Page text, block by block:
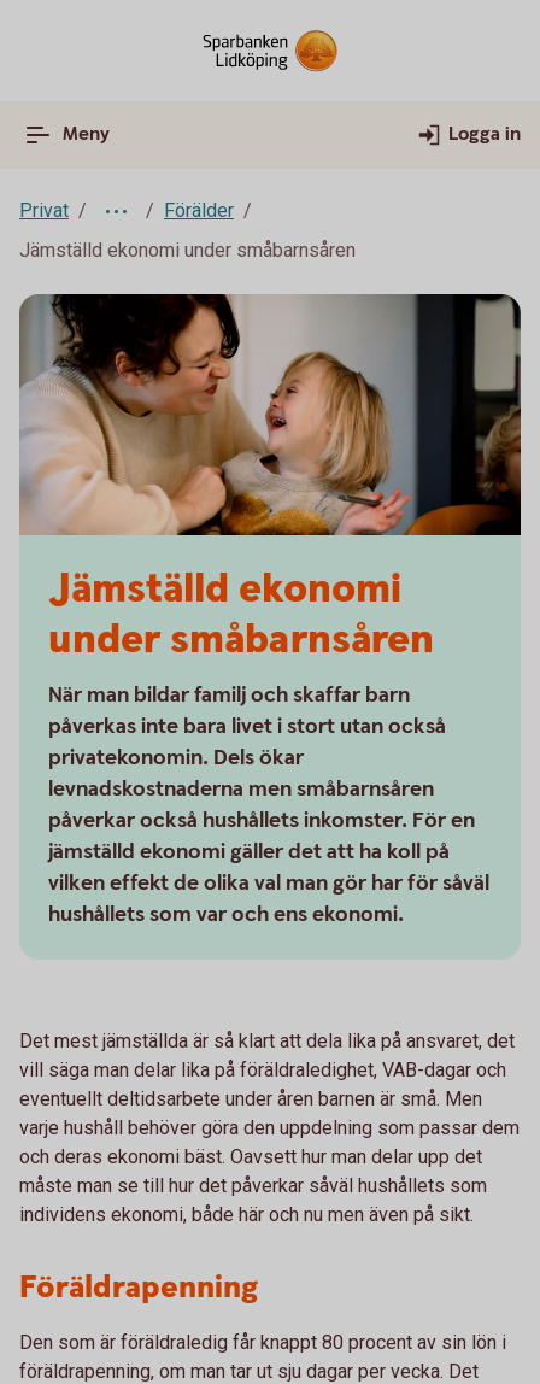
Meny Logga in
Privat
Förälder
Jämställd ekonomi under småbarnsåren
Jämställd ekonomi
under småbarnsåren
När man bildar familj och skaffar barn
påverkas inte bara livet i stort utan också
privatekonomin. Dels ökar
levnadskostnaderna men småbarnsåren
påverkar också hushållets inkomster. För en
jämställd ekonomi gäller det att ha koll på
vilken effekt de olika val man gör har för såväl
hushållets som var och ens ekonomi.
Det mest jämställda är så klart att dela lika på ansvaret, det
vill säga man delar lika på föräldraledighet, VAB-dagar och
eventuellt deltidsarbete under åren barnen är små. Men
varje hushåll behöver göra den uppdelning som passar dem
och deras ekonomi bäst. Oavsett hur man delar upp det
måste man se till hur det påverkar såväl hushållets som
individens ekonomi, både här och nu men även på sikt.
Föräldrapenning
Den som är föräldraledig får knappt 80 procent av sin lön i
föräldrapenning, om man tar ut sju dagar per vecka. Det